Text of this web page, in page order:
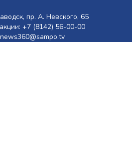
пр. А. Невского, 65
+7 (8142) 56-00-00